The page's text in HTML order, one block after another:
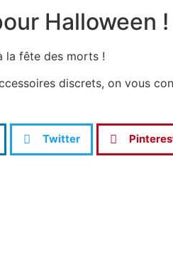
Halloween !
la fête des morts !
discrets, on vous
Twitter